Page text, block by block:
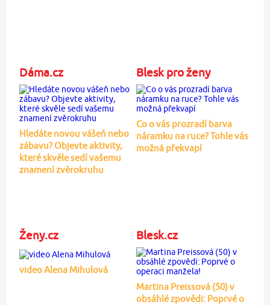
Dáma.cz
Hledáte novou vášeň nebo
zábavu? Objevte aktivity,
které skvěle sedí vašemu
znamení zvěrokruhu
Blesk pro ženy
Co o vás prozradí barva
náramku na ruce? Tohle vás
možná překvapí
Ženy.cz
video Alena Mihulová
Blesk.cz
Martina Preissová (50) v
obsáhlé zpovědi: Poprvé o